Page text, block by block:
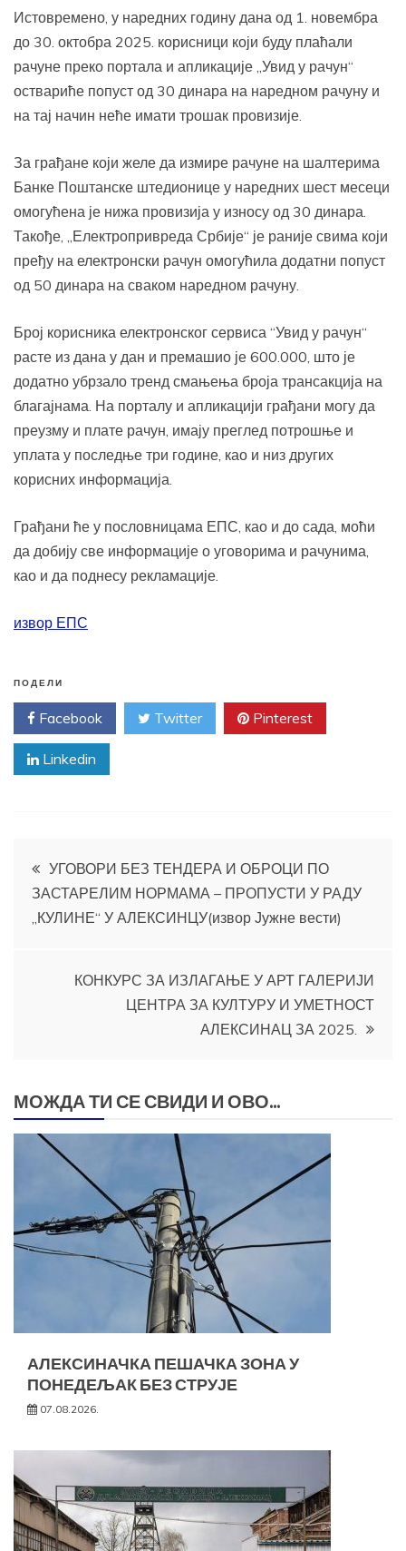
Истовремено, у наредних годину дана од 1. новембра
до 30. октобра 2025. корисници који буду плаћали
рачуне преко портала и апликације „Увид у рачун“
оствариће попуст од 30 динара на наредном рачуну и
на тај начин неће имати трошак провизије.
За грађане који желе да измире рачуне на шалтерима
Банке Поштанске штедионице у наредних шест месеци
омогућена је нижа провизија у износу од 30 динара.
Такође, „Електропривреда Србије“ је раније свима који
пређу на електронски рачун омогућила додатни попуст
од 50 динара на сваком наредном рачуну.
Број корисника електронског сервиса “Увид у рачун“
расте из дана у дан и премашио је 600.000, што је
додатно убрзало тренд смањења броја трансакција на
благајнама. На порталу и апликацији грађани могу да
преузму и плате рачун, имају преглед потрошње и
уплата у последње три године, као и низ других
корисних информација.
Грађани ће у пословницама ЕПС, као и до сада, моћи
да добију све информације о уговорима и рачунима,
као и да поднесу рекламације.
извор ЕПС
ПОДЕЛИ
Facebook Twitter Pinterest
Linkedin
Кретање
чланка
УГОВОРИ БЕЗ ТЕНДЕРА И ОБРОЦИ ПО
ЗАСТАРЕЛИМ НОРМАМА – ПРОПУСТИ У РАДУ
„КУЛИНЕ“ У АЛЕКСИНЦУ(извор Јужне вести)
КОНКУРС ЗА ИЗЛАГАЊЕ У АРТ ГАЛЕРИЈИ
ЦЕНТРА ЗА КУЛТУРУ И УМЕТНОСТ
АЛЕКСИНАЦ ЗА 2025.
МОЖДА ТИ СЕ СВИДИ И ОВО...
АЛЕКСИНАЧКА ПЕШАЧКА ЗОНА У
ПОНЕДЕЉАК БЕЗ СТРУЈЕ
07.08.2026.